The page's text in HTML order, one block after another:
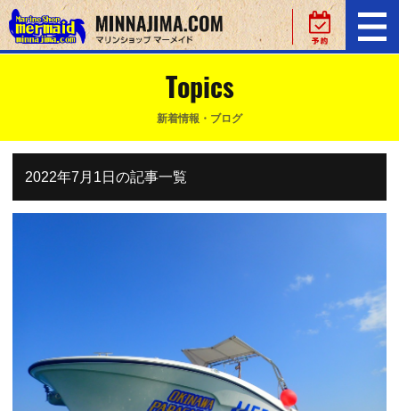
Topics
新着情報・ブログ
2022年7月1日の記事一覧